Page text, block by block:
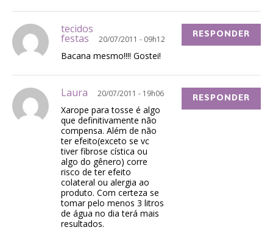
tecidos
festas 20/07/2011 - 09h12
Bacana mesmo!!!! Gostei!
RESPONDER
Laura 20/07/2011 - 19h06
Xarope para tosse é algo
que definitivamente não
compensa. Além de não
ter efeito(exceto se vc
tiver fibrose cística ou
algo do gênero) corre
risco de ter efeito
colateral ou alergia ao
produto. Com certeza se
tomar pelo menos 3 litros
de água no dia terá mais
resultados.
RESPONDER